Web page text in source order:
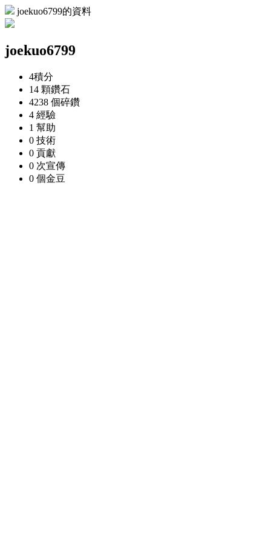
joekuo6799的資料
joekuo6799
4積分
14 顆鑽石
4238 個碎鑽
4 經驗
1 幫助
0 技術
0 貢獻
0 次宣傳
0 個金豆